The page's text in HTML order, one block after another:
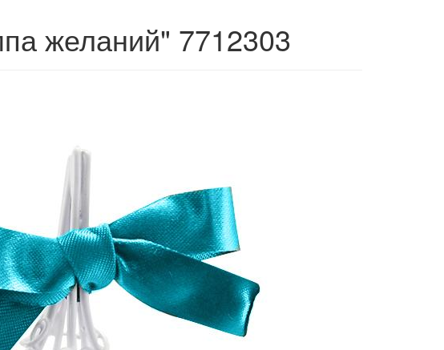
желаний" 7712303